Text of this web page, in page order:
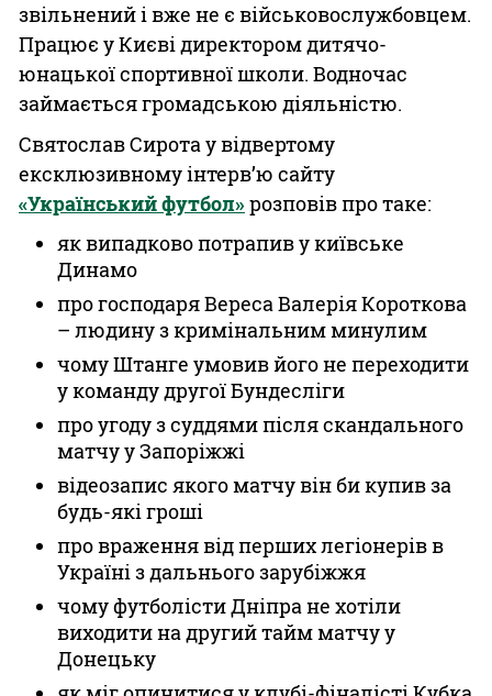
звільнений і вже не є військовослужбовцем.
Працює у Києві директором дитячо-
юнацької спортивної школи. Водночас
займається громадською діяльністю.
Святослав Сирота у відвертому
ексклюзивному інтерв’ю сайту
«Український футбол»розповів про таке:
як випадково потрапив у київське
Динамо
про господаря Вереса Валерія Короткова
– людину з кримінальним минулим
чому Штанге умовив його не переходити
у команду другої Бундесліги
про угоду з суддями після скандального
матчу у Запоріжжі
відеозапис якого матчу він би купив за
будь-які гроші
про враження від перших легіонерів в
Україні з дальнього зарубіжжя
чому футболісти Дніпра не хотіли
виходити на другий тайм матчу у
Донецьку